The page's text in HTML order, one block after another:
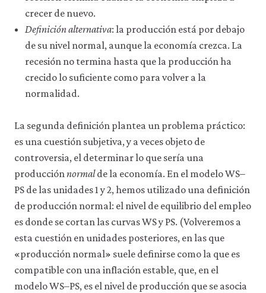
crecer de nuevo.
Definición alternativa: la producción está por debajo
de su nivel normal, aunque la economía crezca. La
recesión no termina hasta que la producción ha
crecido lo suficiente como para volver a la
normalidad.
La segunda definición plantea un problema práctico:
es una cuestión subjetiva, y a veces objeto de
controversia, el determinar lo que sería una
producciónnormalde la economía. En el modelo WS–
PS de las unidades 1 y 2, hemos utilizado una definición
de producción normal: el nivel de equilibrio del empleo
es donde se cortan las curvas WS y PS. (Volveremos a
esta cuestión en unidades posteriores, en las que
«producción normal» suele definirse como la que es
compatible con una inflación estable, que, en el
modelo WS–PS, es el nivel de producción que se asocia